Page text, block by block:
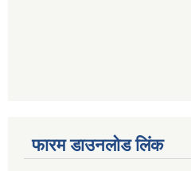
फारम डाउनलोड लिंक